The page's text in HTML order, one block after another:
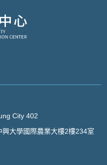
City 402
大學國際農業大樓2樓234室